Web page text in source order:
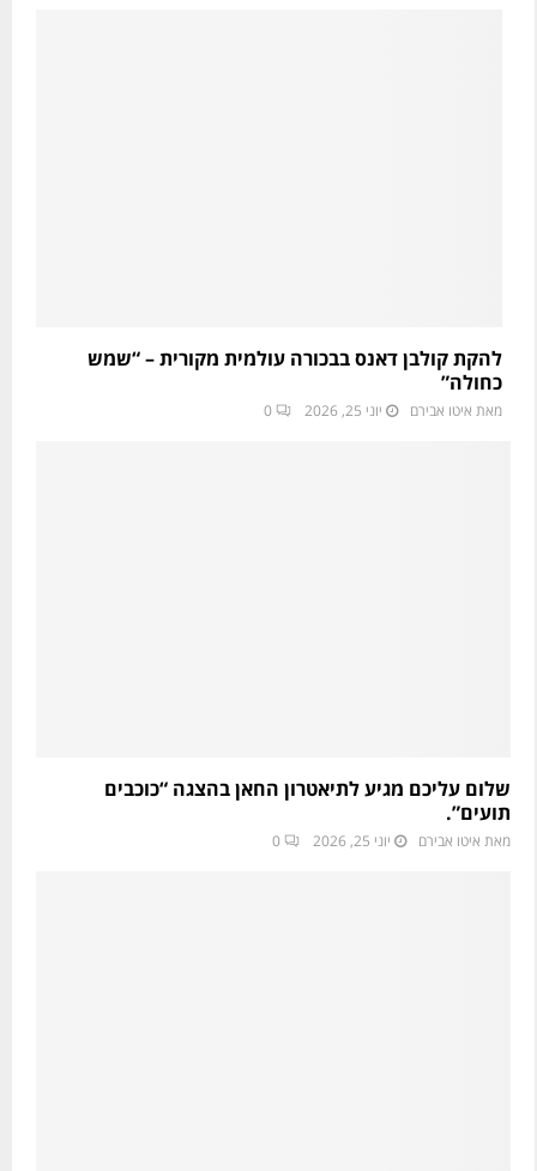
להקת קולבן דאנס בבכורה עולמית מקורית – “שמש
כחולה”
מאת איטו אבירם יוני 25, 2026 0
שלום עליכם מגיע לתיאטרון החאן בהצגה “כוכבים
תועים”.
מאת איטו אבירם יוני 25, 2026 0